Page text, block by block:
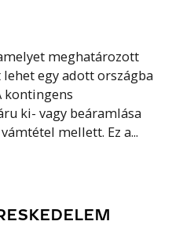
meghatározott
egy adott országba
ki- vagy beáramlása
mellett. Ez a...